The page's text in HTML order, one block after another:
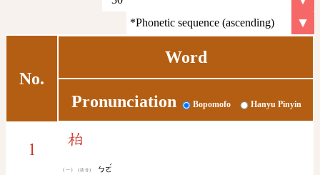
No.
Word
Pronunciation Bopomofo Hanyu Pinyin
1
柏
(讀音) ㄅㄛ
ˊ